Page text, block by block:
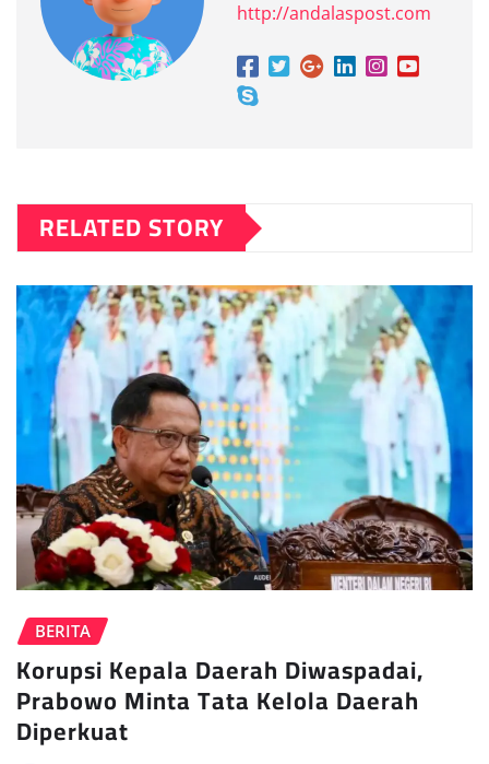
http://andalaspost.com
RELATED STORY
BERITA
Korupsi Kepala Daerah Diwaspadai,
Prabowo Minta Tata Kelola Daerah
Diperkuat